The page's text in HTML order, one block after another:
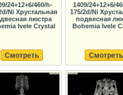
24+12+6/460/h-
Ni Хрустальная
люстра
Ivele Crystal
Смотреть
1409/24+12+6/
175/2d/Ni
подвесная
Bohemia Ivele
Смотреть